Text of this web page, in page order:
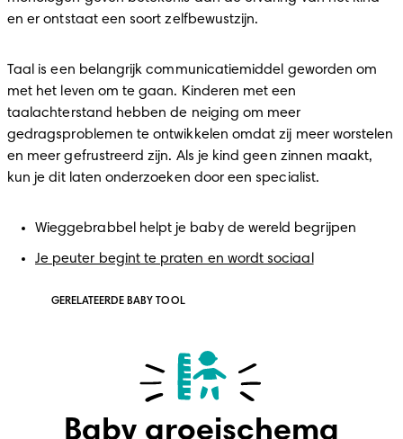
en er ontstaat een soort zelfbewustzijn.
Taal is een belangrijk communicatiemiddel geworden om
met het leven om te gaan. Kinderen met een
taalachterstand hebben de neiging om meer
gedragsproblemen te ontwikkelen omdat zij meer worstelen
en meer gefrustreerd zijn. Als je kind geen zinnen maakt,
kun je dit laten onderzoeken door een specialist.
Wieggebrabbel helpt je baby de wereld begrijpen
Je peuter begint te praten en wordt sociaal
GERELATEERDE BABY TOOL